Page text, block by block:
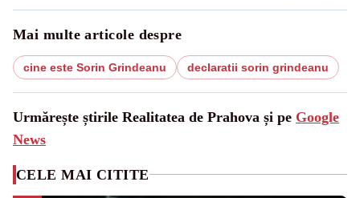
Mai multe articole despre
cine este Sorin Grindeanu declaratii sorin grindeanu
Urmărește știrile Realitatea de Prahova și pe Google
News
CELE MAI CITITE